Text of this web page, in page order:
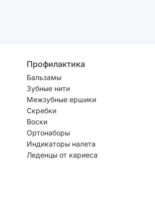
Профилактика
Бальзамы
Зубные нити
Межзубные ершики
Скребки
Воски
Ортонаборы
Индикаторы налета
Леденцы от кариеса